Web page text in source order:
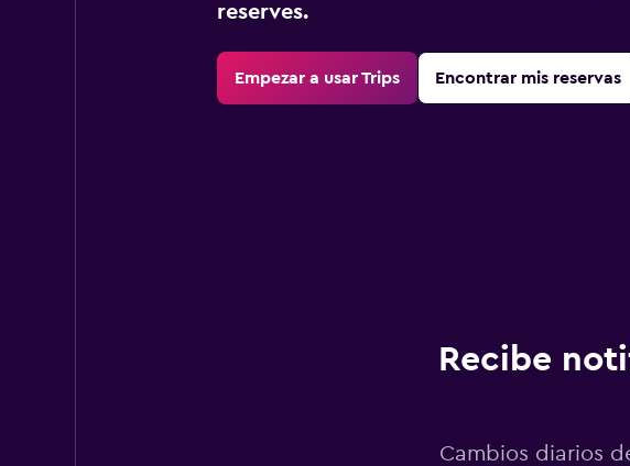
reserves.
Empezar a usar Trips Encontrar mis reservas
Recibe
Cambios diarios